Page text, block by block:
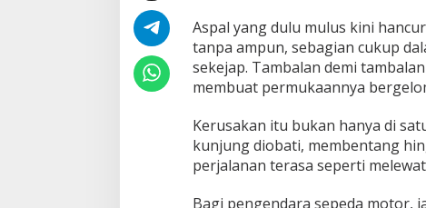
u
b
a
n
e
n
g
n
Aspal yang dulu mulus kini
tanpa ampun, sebagian cukup
sekejap. Tambalan demi
membuat permukaannya
Kerusakan itu bukan hanya di
kunjung diobati, membentang
perjalanan terasa seperti
Bagi pengendara sepeda motor,